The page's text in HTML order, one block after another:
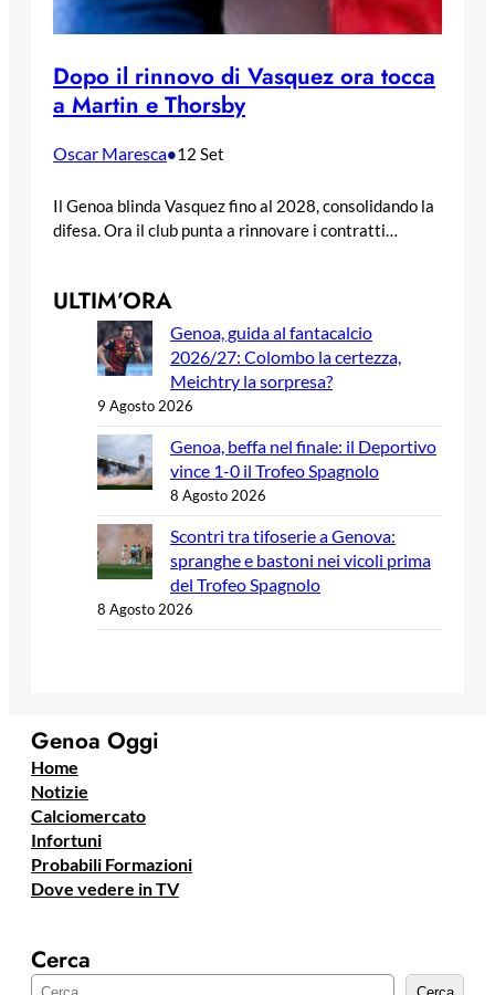
Dopo il rinnovo di Vasquez ora tocca
a Martin e Thorsby
Oscar Maresca•12 Set
Il Genoa blinda Vasquez fino al 2028, consolidando la
difesa. Ora il club punta a rinnovare i contratti…
ULTIM’ORA
Genoa, guida al fantacalcio
2026/27: Colombo la certezza,
Meichtry la sorpresa?
9 Agosto 2026
Genoa, beffa nel finale: il Deportivo
vince 1-0 il Trofeo Spagnolo
8 Agosto 2026
Scontri tra tifoserie a Genova:
spranghe e bastoni nei vicoli prima
del Trofeo Spagnolo
8 Agosto 2026
Genoa Oggi
Home
Notizie
Calciomercato
Infortuni
Probabili Formazioni
Dove vedere in TV
Cerca